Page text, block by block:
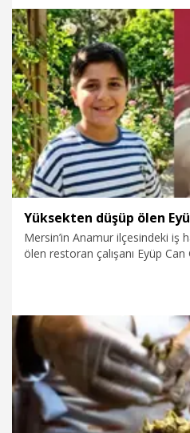
6.08.2026 Gündem
Mersin’in Anamur ilçesindeki iş
ölen restoran çalışanı Eyüp Can
izlerine ilişkin araştırma yapılıp,
dosyaya eklenmesi bekleniyor.
6.08.2026 Gündem